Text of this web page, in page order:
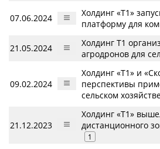
07.06.2024
Холдинг «Т1»
платформу для
21.05.2024
Холдинг Т1
агродронов для
09.02.2024
Холдинг «Т1» и
перспективы
сельском
21.12.2023
Холдинг «Т1»
дистанционного
1